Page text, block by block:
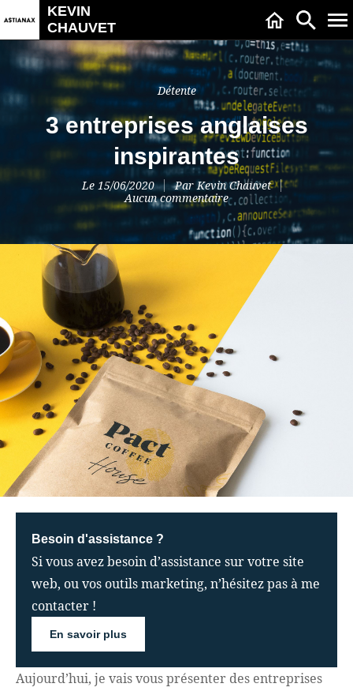
KEVIN
CHAUVET
Détente
3 entreprises anglaises
inspirantes
Le 15/06/2020 ParKevin Chauvet
Aucun commentaire
Aujourd’hui, je vais vous présenter des entreprises
Besoin d'assistance ?
Si vous avez besoin d’assistance sur votre site
web, ou vos outils marketing, n’hésitez pas à me
contacter !
En savoir plus